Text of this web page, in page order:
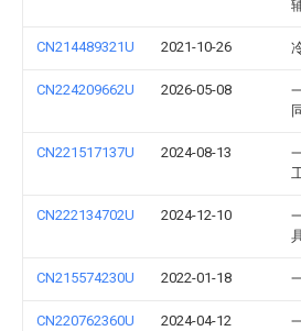
CN214489321U 2021-10-26
CN224209662U 2026-05-08
CN221517137U 2024-08-13
CN222134702U 2024-12-10
CN215574230U 2022-01-18
CN220762360U 2024-04-12